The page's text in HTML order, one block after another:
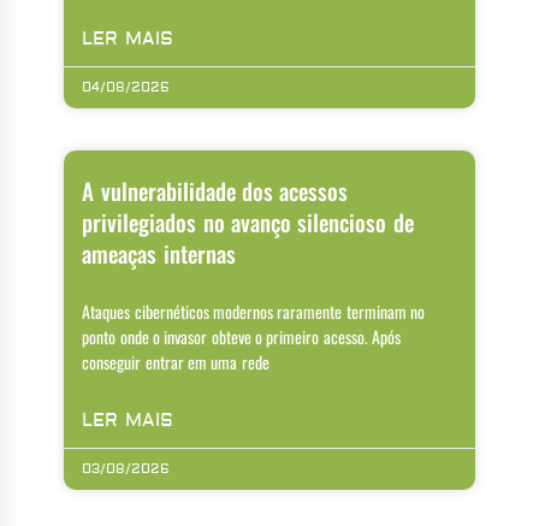
LER MAIS
04/08/2026
A vulnerabilidade dos acessos
privilegiados no avanço silencioso de
ameaças internas
Ataques cibernéticos modernos raramente terminam no
ponto onde o invasor obteve o primeiro acesso. Após
conseguir entrar em uma rede
LER MAIS
03/08/2026